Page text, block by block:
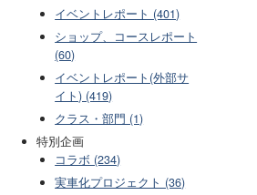
イベントレポート (401)
ショップ、コースレポート
(60)
イベントレポート(外部サ
イト) (419)
クラス・部門 (1)
特別企画
コラボ (234)
実車化プロジェクト (36)